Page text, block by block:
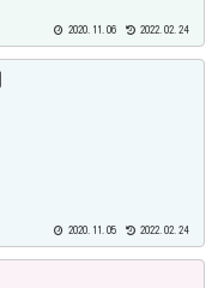
2020.11.06 2022.02.24
2020.11.05 2022.02.24